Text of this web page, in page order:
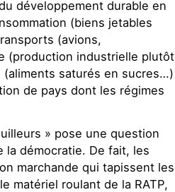
développement durable en
(biens jetables
(avions,
(production industrielle plutôt
saturés en sucres…)
de pays dont les régimes
» pose une question
la démocratie. De fait, les
marchande qui tapissent les
matériel roulant de la RATP,